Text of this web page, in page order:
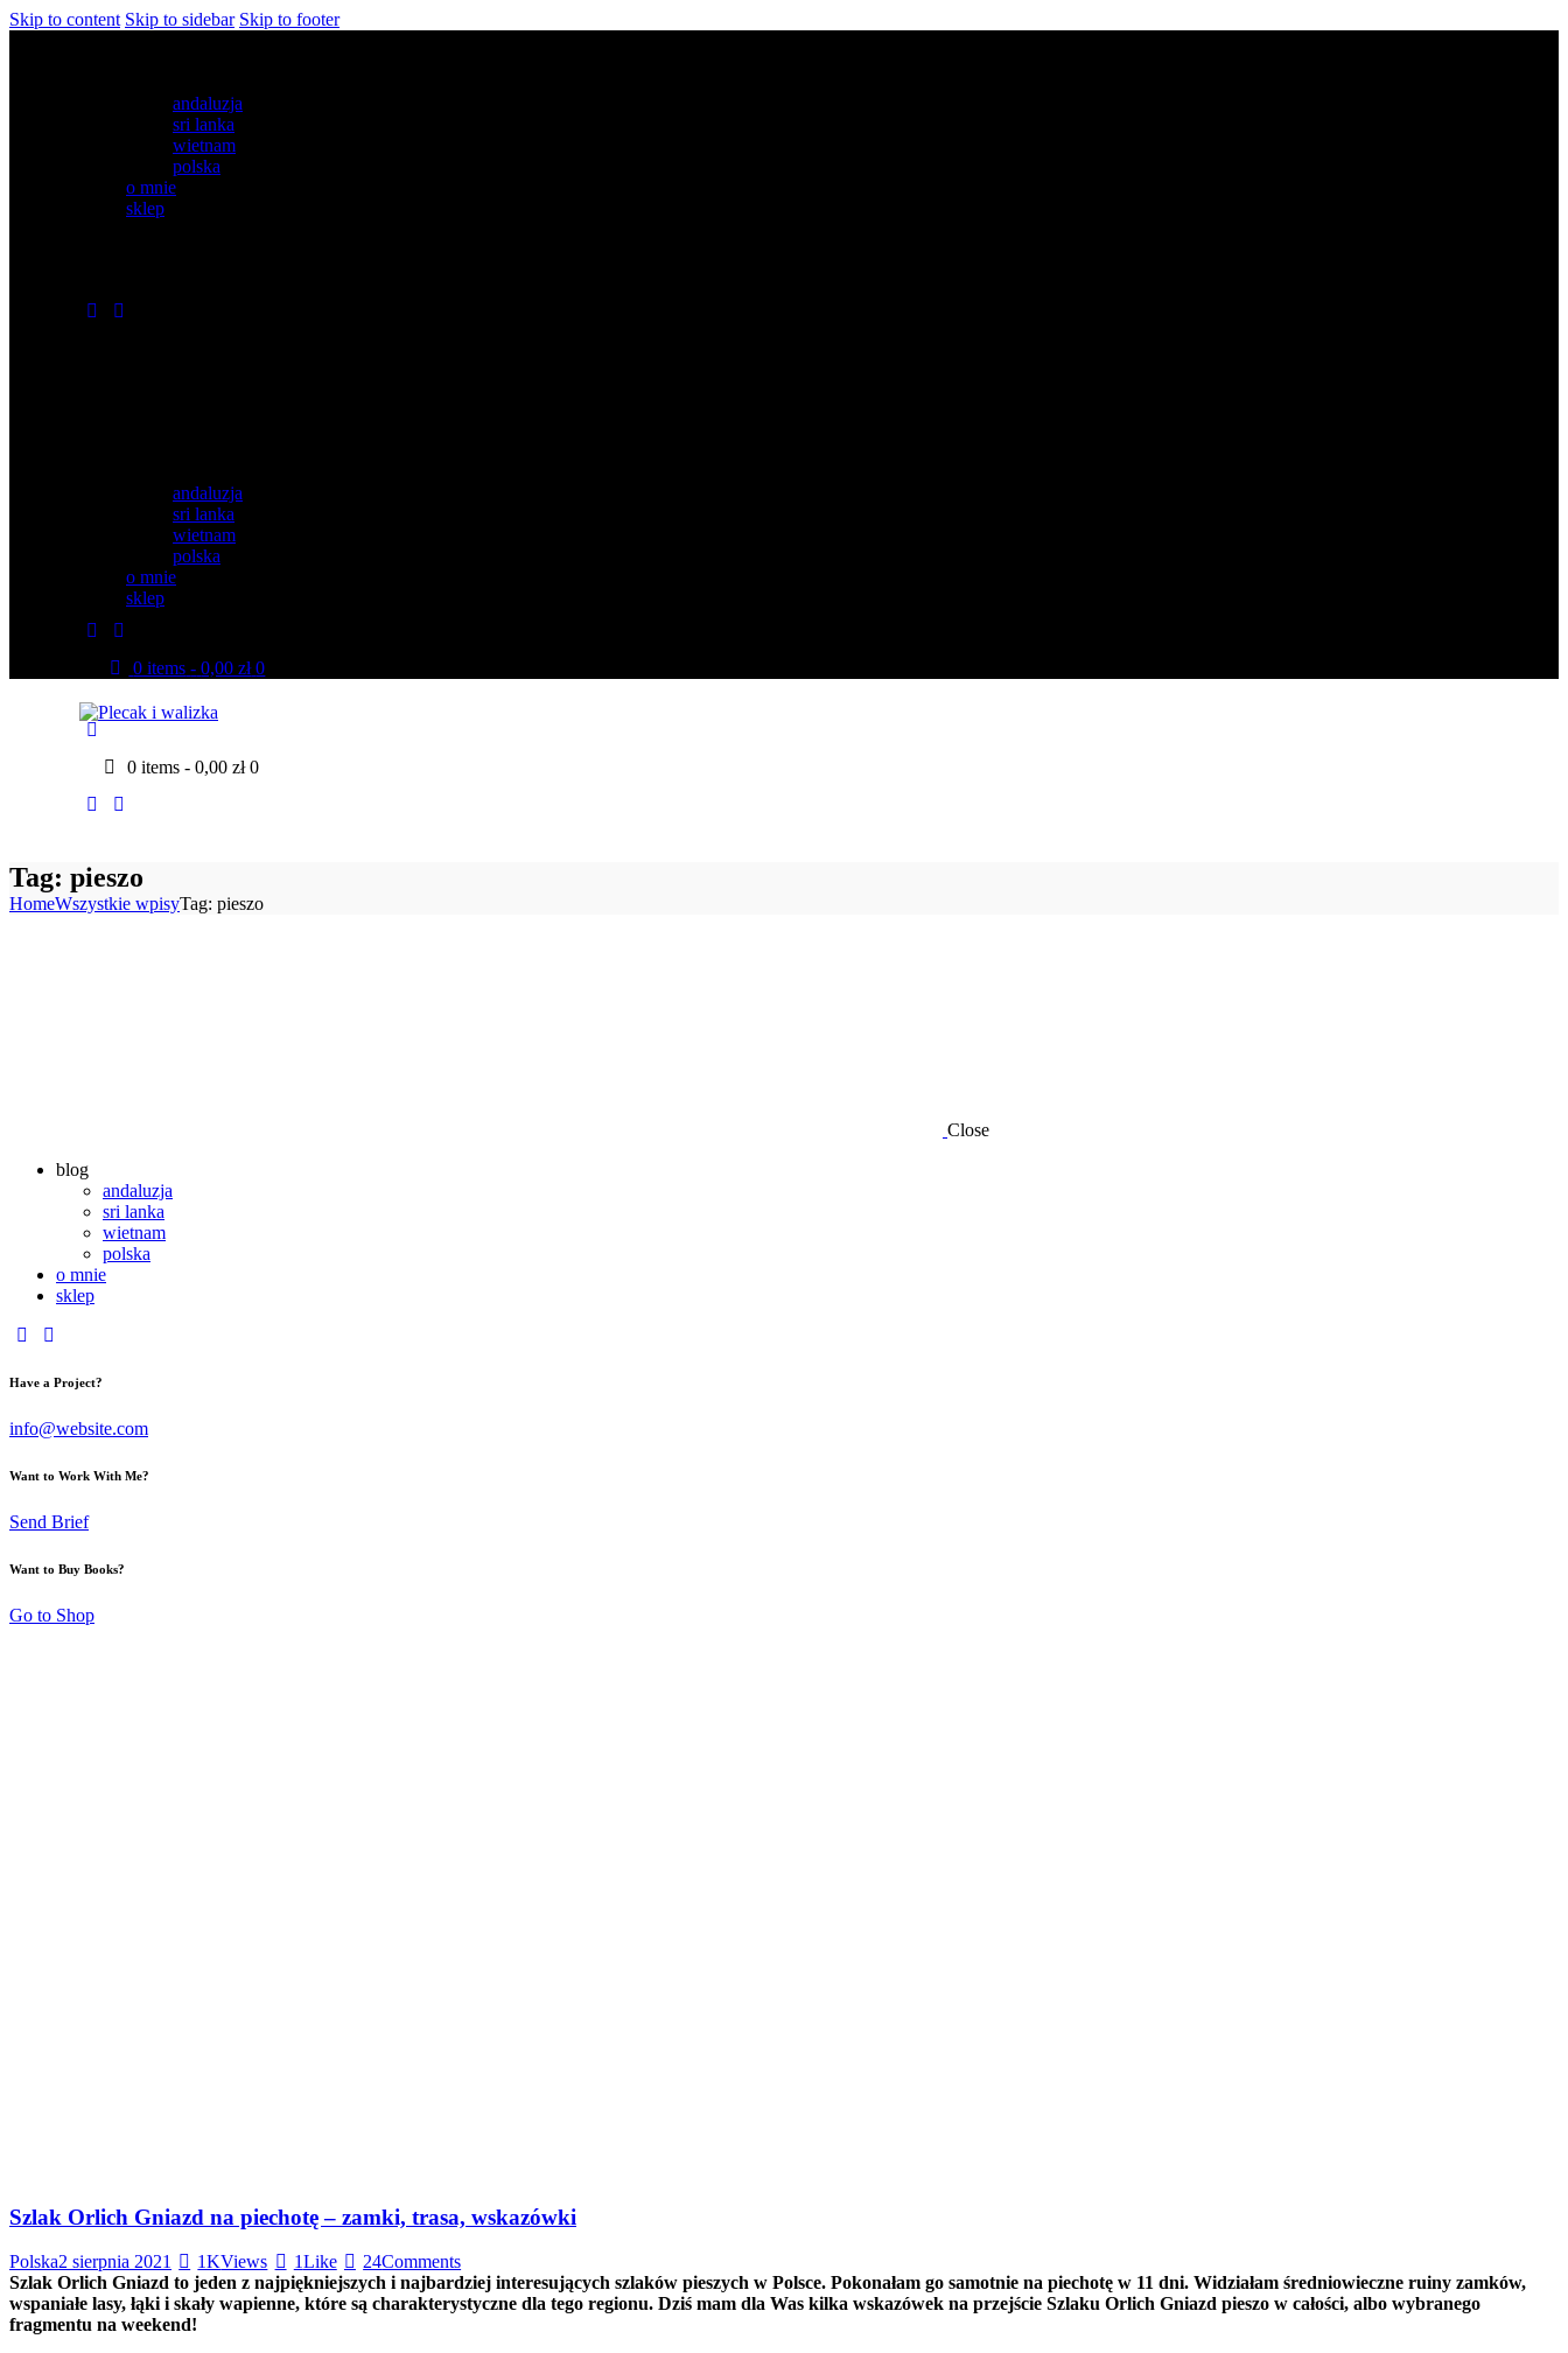
Skip to content Skip to sidebar Skip to footer
andaluzja
sri lanka
wietnam
polska
o mnie
sklep
youtubeinstagramm
andaluzja
sri lanka
wietnam
polska
o mnie
sklep
youtubeinstagramm
0 items - 0,00 zł 0
0 items - 0,00 zł 0
youtubeinstagramm
Tag: pieszo
HomeWszystkie wpisyTag: pieszo
Close
blog
andaluzja
sri lanka
wietnam
polska
o mnie
sklep
youtubeinstagramm
Have a Project?
info@website.com
Want to Work With Me?
Send Brief
Want to Buy Books?
Go to Shop
Szlak Orlich Gniazd na piechotę – zamki, trasa, wskazówki
Polska2 sierpnia 2021 1KViews 1Like 24Comments
Szlak Orlich Gniazd to jeden z najpiękniejszych i najbardziej interesujących szlaków pieszych w Polsce. Pokonałam go samotnie na piechotę w 11 dni. Widziałam średniowieczne ruiny zamków,
wspaniałe lasy, łąki i skały wapienne, które są charakterystyczne dla tego regionu. Dziś mam dla Was kilka wskazówek na przejście Szlaku Orlich Gniazd pieszo w całości, albo wybranego
fragmentu na weekend!